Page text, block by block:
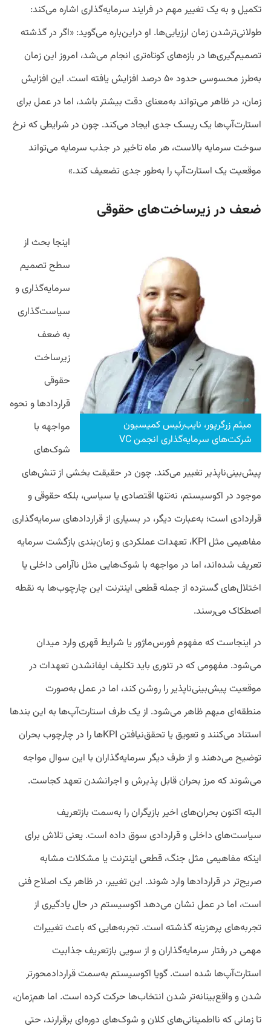
تکمیل و به یک تغییر مهم در فرایند سرمایه‌گذاری اشاره می‌‌کند:
طولانی‌ترشدن زمان ارزیابی‌ها. او دراین‌باره می‌گوید: «اگر در گذشته
تصمیم‌گیری‌ها در بازه‌های کوتاه‌تری انجام می‌شد، امروز این زمان
به‌طرز محسوسی حدود ۵۰ درصد افزایش یافته است. این افزایش
زمان، در ظاهر می‌تواند به‌معنای دقت بیشتر باشد، اما در عمل برای
استارت‌آپ‌ها یک ریسک جدی ایجاد می‌کند. چون در شرایطی که نرخ
سوخت سرمایه بالاست، هر ماه تاخیر در جذب سرمایه می‌تواند
موقعیت یک استارت‌آپ را به‌طور جدی تضعیف کند.»
ضعف در زیرساخت‌های حقوقی
میثم زرگرپور، نایب‌رئیس کمیسیون
شرکت‌های سرمایه‌گذاری انجمن VC
اینجا بحث از
سطح تصمیم
سرمایه‌گذاری و
سیاست‌گذاری
به ضعف
زیرساخت
حقوقی
قراردادها و نحوه
مواجهه با
شوک‌های
پیش‌بینی‌ناپذیر تغییر می‌کند. چون در حقیقت بخشی از تنش‌های
موجود در اکوسیستم، نه‌تنها اقتصادی یا سیاسی، بلکه حقوقی و
قراردادی است؛ به‌عبارت دیگر، در بسیاری از قراردادهای سرمایه‌گذاری
مفاهیمی مثل KPI، تعهدات عملکردی و زمان‌بندی بازگشت سرمایه
تعریف شده‌اند، اما در مواجهه با شوک‌هایی مثل ناآرامی داخلی یا
اختلال‌های گسترده از جمله قطعی اینترنت این چارچوب‌ها به نقطه
اصطکاک می‌رسند.
در اینجاست که مفهوم فورس‌ماژور یا شرایط قهری وارد میدان
می‌شود. مفهومی که در تئوری باید تکلیف ایفانشدن تعهدات در
موقعیت پیش‌بینی‌ناپذیر را روشن کند، اما در عمل به‌صورت
منطقه‌ای مبهم ظاهر می‌شود. از یک طرف استارت‌آپ‌ها به این بندها
استناد می‌کنند و تعویق یا تحقق‌نیافتن KPIها را در چارچوب بحران
توضیح می‌دهند و از طرف دیگر سرمایه‌گذاران با این سوال مواجه
می‌شوند که مرز بحران قابل پذیرش و اجرانشدن تعهد کجاست.
البته اکنون بحران‌های اخیر بازیگران را به‌سمت بازتعریف
سیاست‌های داخلی و قراردادی سوق داده است. یعنی تلاش برای
اینکه مفاهیمی مثل جنگ، قطعی اینترنت یا مشکلات مشابه
صریح‌تر در قراردادها وارد شوند. این تغییر، در ظاهر یک اصلاح فنی
است، اما در عمل نشان می‌دهد اکوسیستم در حال یادگیری از
تجربه‌های پرهزینه گذشته است. تجربه‌هایی که باعث تغییرات
مهمی در رفتار سرمایه‌گذاران و از سویی بازتعریف جذابیت
استارت‌آپ‌ها شده است. گویا اکوسیستم به‌سمت قراردادمحورتر
شدن و واقع‌بینانه‌تر شدن انتخاب‌ها حرکت کرده است. اما هم‌زمان،
تا زمانی که نااطمینانی‌های کلان و شوک‌های دوره‌ای برقرارند، حتی